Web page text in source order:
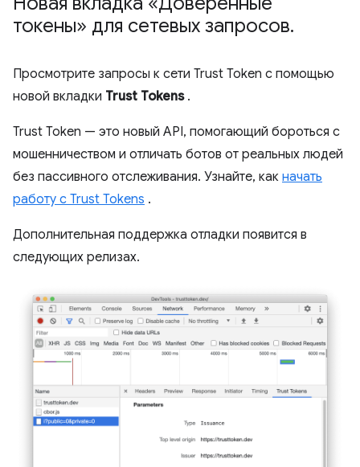
токены» для сетевых запросов.
Просмотрите запросы к сети Trust Token с помощью
новой вкладки Trust Tokens.
Trust Token — это новый API, помогающий бороться с
мошенничеством и отличать ботов от реальных людей
без пассивного отслеживания. Узнайте, как начать
работу с Trust Tokens .
Дополнительная поддержка отладки появится в
следующих релизах.